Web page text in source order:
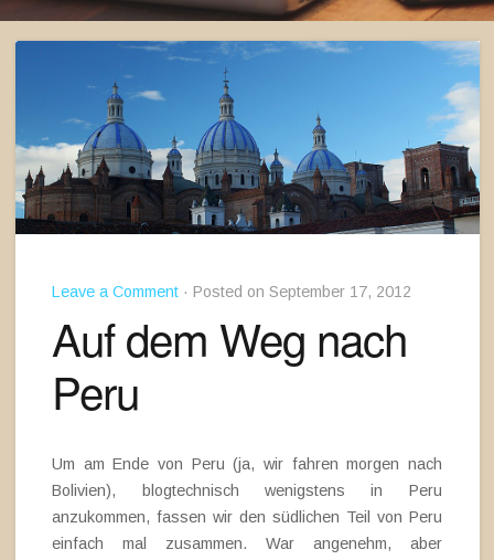
Leave a Comment · Posted on September 17, 2012
Auf dem Weg nach
Peru
Um am Ende von Peru (ja, wir fahren morgen nach
Bolivien), blogtechnisch wenigstens in Peru
anzukommen, fassen wir den südlichen Teil von Peru
einfach mal zusammen. War angenehm, aber